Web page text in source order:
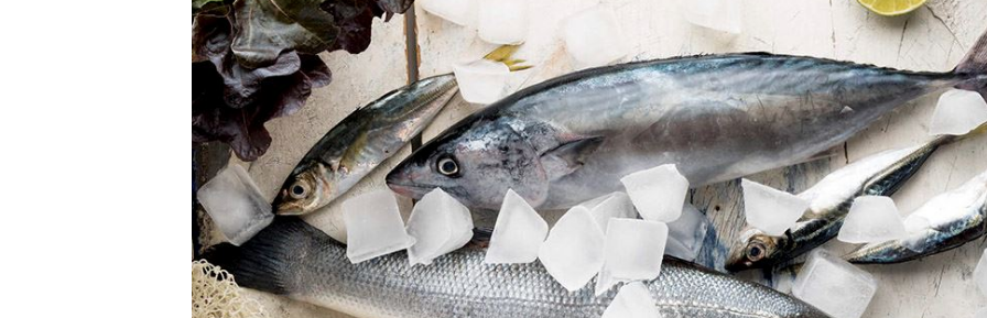
Menemenlik Domates Kaç
Dakika Kaynatılır?
Pofuduk Yumurtalı Ekmek
Tarifi